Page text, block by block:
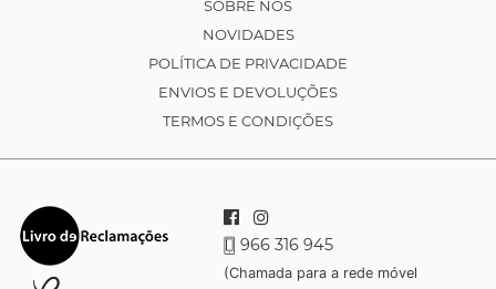
SOBRE NÓS
NOVIDADES
POLÍTICA DE PRIVACIDADE
ENVIOS E DEVOLUÇÕES
TERMOS E CONDIÇÕES
966 316 945
(Chamada para a rede móvel